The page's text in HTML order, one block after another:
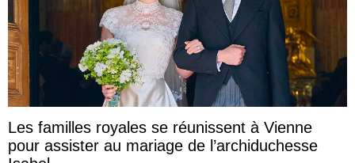
Les familles royales se réunissent à Vienne
pour assister au mariage de l’archiduchesse